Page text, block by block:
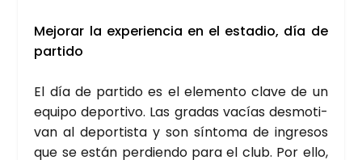
Mejo­rar la expe­rien­cia en el esta­dio, día de
par­ti­do
El día de par­ti­do es el ele­men­to cla­ve de un
equi­po depor­ti­vo. Las gra­das vacías des­mo­ti­
van al depor­tis­ta y son sín­to­ma de ingre­sos
que se están per­dien­do para el club. Por ello,